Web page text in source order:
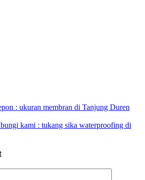
: ukuran membran di Tanjung Duren
kami : tukang sika waterproofing di